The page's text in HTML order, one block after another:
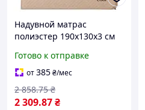
Надувной матрас
полиэстер 190х130х3 см
самонадувной
Готово к отправке
от385₴/мес
2 309.87₴
2 858.75 ₴